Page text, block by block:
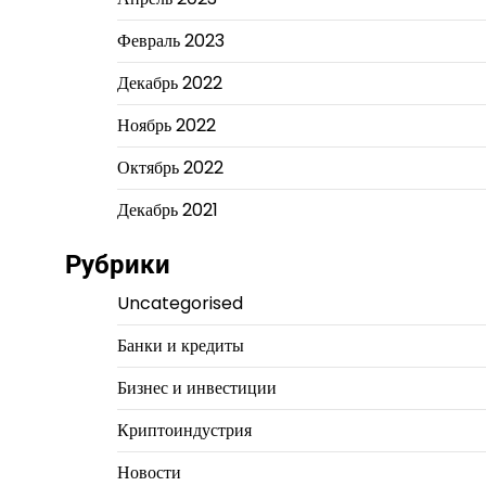
Февраль 2023
Декабрь 2022
Ноябрь 2022
Октябрь 2022
Декабрь 2021
Рубрики
Uncategorised
Банки и кредиты
Бизнес и инвестиции
Криптоиндустрия
Новости